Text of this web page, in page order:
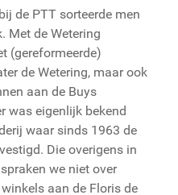
de PTT sorteerde men
Met de Wetering
(gereformeerde)
de Wetering, maar ook
aan de Buys
was eigenlijk bekend
waar sinds 1963 de
Die overigens in
we niet over
aan de Floris de